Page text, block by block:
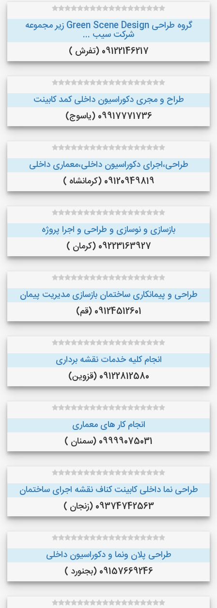
گروه طراحی Green Scene Design زیر مجموعه
شرکت سیب ...
09122146217 (تفرش )
طراح و مجری دکوراسیون داخلی کمد کابینت
09917771736 (یاسوج)
طراحی،اجرای دکوراسیون داخلی،معماری داخلی
09120949819 (کرمانشاه )
بازسازی و نوسازی و طراحی و اجرا پروژه
09223163927 (کرمان )
طراحی و پیمانکاری ساختمان بازسازی مدیریت پیمان
09124512601 (قم)
انجام کلیه خدمات نقشه برداری
09122812580 (قزوین)
انجام کار های معماری
09999075031 (سمنان )
طراحی نما داخلی کابینت کناف نقشه اجرای ساختمان
09374742563 (زنجان )
طراحی پلان ونما و دکوراسیون داخلی
09157669246 (بجنورد )